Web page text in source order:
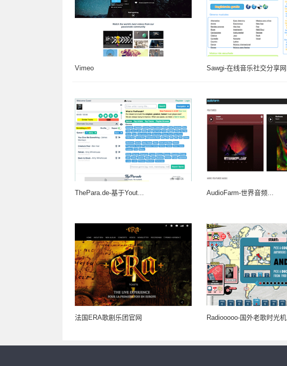
Vimeo Sawgi-在线音乐社交分享网
ThePara.de-基于Yout... AudioFarm-世界音频...
法国ERA歌剧乐团官网 Radiooooo-国外老歌时光机